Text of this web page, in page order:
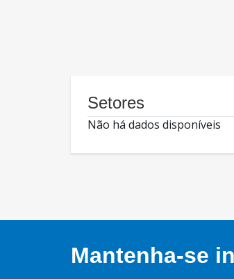
Setores
Não há dados disponíveis
Mantenha-se